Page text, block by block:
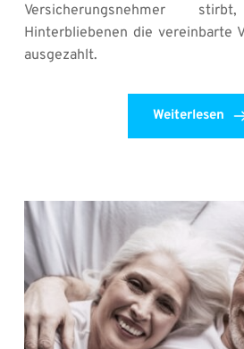
Versicherungsnehmer
Hinterbliebenen die vereinbarte
ausgezahlt.
Weiterlesen